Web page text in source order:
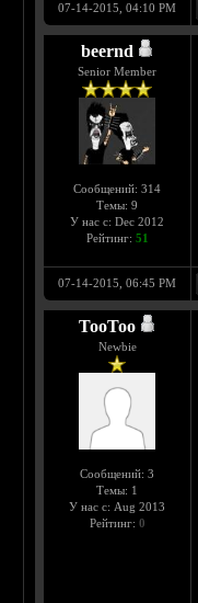
07-14-2015, 04:10 PM
beernd
Senior Member
Сообщений: 314
Темы: 9
У нас с: Dec 2012
Рейтинг: 51
07-14-2015, 06:45 PM
TooToo
Newbie
Сообщений: 3
Темы: 1
У нас с: Aug 2013
Рейтинг: 0